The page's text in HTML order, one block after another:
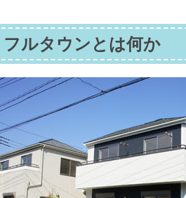
ルタウンとは何か